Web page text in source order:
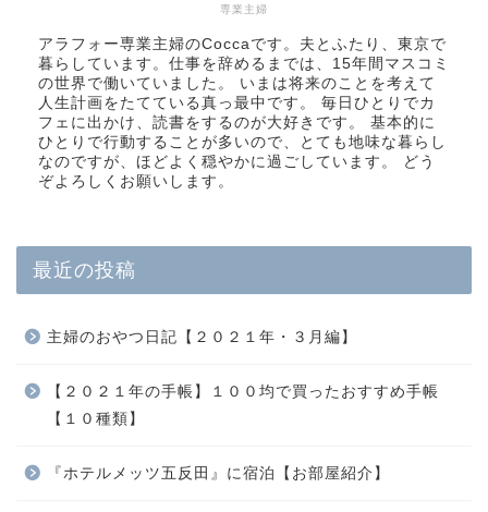
専業主婦
アラフォー専業主婦のCoccaです。夫とふたり、東京で
暮らしています。仕事を辞めるまでは、15年間マスコミ
の世界で働いていました。 いまは将来のことを考えて
人生計画をたてている真っ最中です。 毎日ひとりでカ
フェに出かけ、読書をするのが大好きです。 基本的に
ひとりで行動することが多いので、とても地味な暮らし
なのですが、ほどよく穏やかに過ごしています。 どう
ぞよろしくお願いします。
最近の投稿
主婦のおやつ日記【２０２１年・３月編】
【２０２１年の手帳】１００均で買ったおすすめ手帳
【１０種類】
『ホテルメッツ五反田』に宿泊【お部屋紹介】